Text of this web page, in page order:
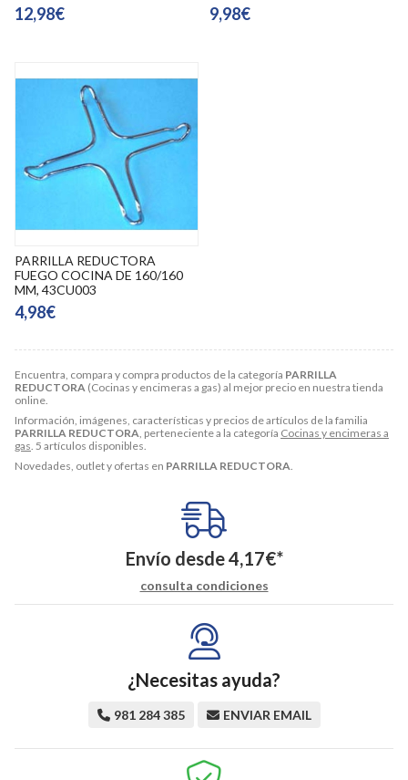
Encuentra, compara y compra productos de la categoría PARRILLA
REDUCTORA (Cocinas y encimeras a gas) al mejor precio en nuestra tienda
online.
Información, imágenes, características y precios de artículos de la familia
PARRILLA REDUCTORA, perteneciente a la categoría Cocinas y encimeras a
gas. 5 artículos disponibles.
Novedades, outlet y ofertas en PARRILLA REDUCTORA.
12,98€ 9,98€
PARRILLA REDUCTORA
FUEGO COCINA DE 160/160
MM, 43CU003
4,98€
Envío desde4,17€*
consulta condiciones
¿Necesitas ayuda?
981 284 385 ENVIAR EMAIL